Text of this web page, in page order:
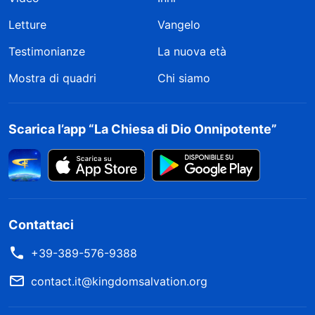
Letture
Vangelo
Testimonianze
La nuova età
Mostra di quadri
Chi siamo
Scarica l’app “La Chiesa di Dio Onnipotente”
Contattaci
+39-389-576-9388
contact.it@kingdomsalvation.org